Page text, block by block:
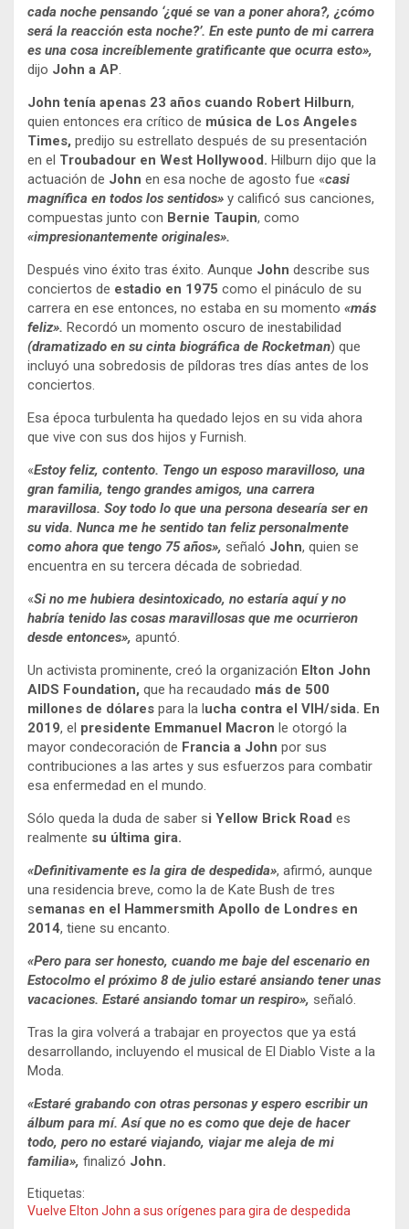
cada noche pensando ‘¿qué se van a poner ahora?, ¿cómo
será la reacción esta noche?’. En este punto de mi carrera
es una cosa increíblemente gratificante que ocurra esto»,
dijo John a AP
John tenía apenas 23 años cuando Robert Hilburn,
quien entonces era crítico de música de Los Angeles
Times, predijo su estrellato después de su presentación
en el Troubadour en West Hollywood. Hilburn dijo que la
actuación de John en esa noche de agosto fue «casi
magnífica en todos los sentidos» y calificó sus canciones,
compuestas junto con Bernie Taupin, como
«impresionantemente originales».
Después vino éxito tras éxito. Aunque John describe sus
conciertos de estadio en 1975 como el pináculo de su
carrera en ese entonces, no estaba en su momento «más
feliz». Recordó un momento oscuro de inestabilidad
(dramatizado en su cinta biográfica de Rocketman) que
incluyó una sobredosis de píldoras tres días antes de los
conciertos.
Esa época turbulenta ha quedado lejos en su vida ahora
que vive con sus dos hijos y Furnish.
«Estoy feliz, contento. Tengo un esposo maravilloso, una
gran familia, tengo grandes amigos, una carrera
maravillosa. Soy todo lo que una persona desearía ser en
su vida. Nunca me he sentido tan feliz personalmente
como ahora que tengo 75 años», señaló John, quien se
encuentra en su tercera década de sobriedad.
«Si no me hubiera desintoxicado, no estaría aquí y no
habría tenido las cosas maravillosas que me ocurrieron
desde entonces», apuntó.
Un activista prominente, creó la organización Elton John
AIDS Foundation, que ha recaudado más de 500
millones de dólares para la lucha contra el VIH/sida. En
2019, el presidente Emmanuel Macron le otorgó la
mayor condecoración de Francia a John por sus
contribuciones a las artes y sus esfuerzos para combatir
esa enfermedad en el mundo.
Sólo queda la duda de saber si Yellow Brick Road es
realmente su última gira.
«Definitivamente es la gira de despedida», afirmó, aunque
una residencia breve, como la de Kate Bush de tres
semanas en el Hammersmith Apollo de Londres en
2014, tiene su encanto.
«Pero para ser honesto, cuando me baje del escenario en
Estocolmo el próximo 8 de julio estaré ansiando tener unas
vacaciones. Estaré ansiando tomar un respiro», señaló.
Tras la gira volverá a trabajar en proyectos que ya está
desarrollando, incluyendo el musical de El Diablo Viste a la
Moda.
«Estaré grabando con otras personas y espero escribir un
álbum para mí. Así que no es como que deje de hacer
todo, pero no estaré viajando, viajar me aleja de mi
familia», finalizó John.
Etiquetas:
Vuelve Elton John a sus orígenes para gira de despedida